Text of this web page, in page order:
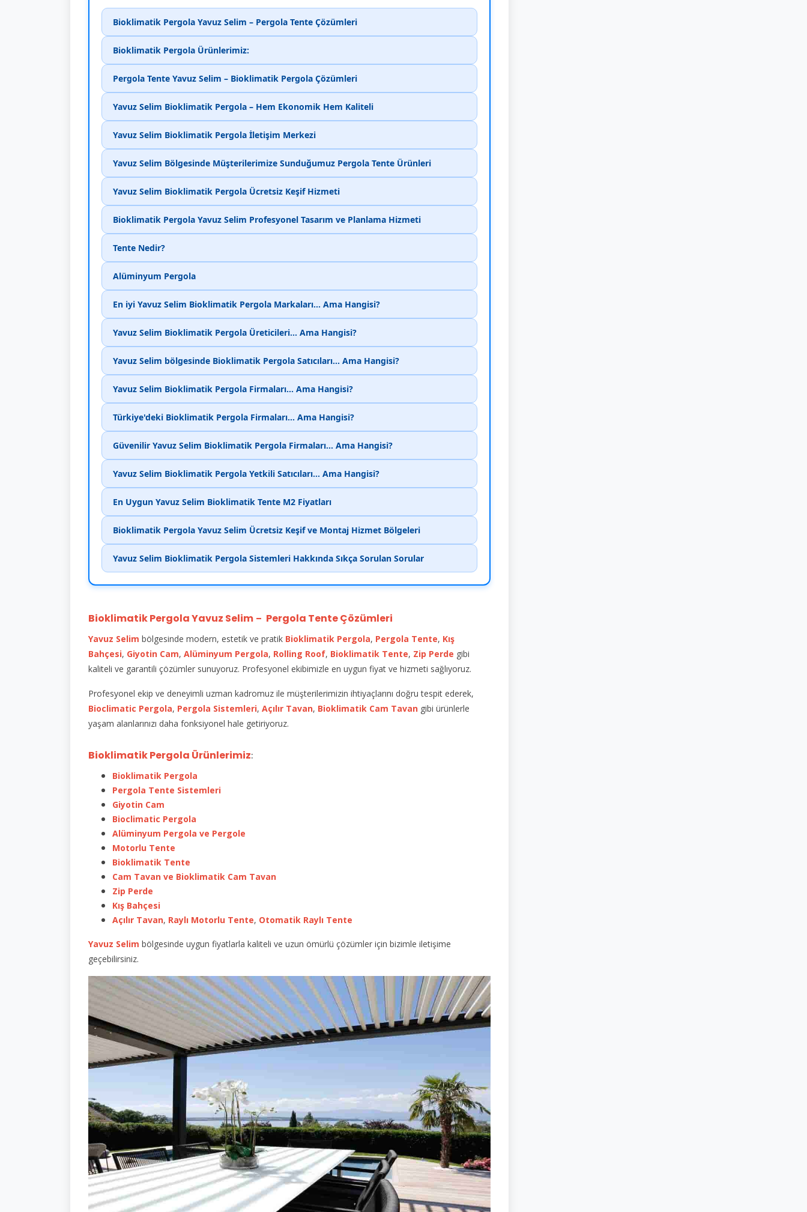
Bioklimatik Pergola Yavuz Selim – Pergola Tente Çözümleri
Bioklimatik Pergola Ürünlerimiz:
Pergola Tente Yavuz Selim – Bioklimatik Pergola Çözümleri
Yavuz Selim Bioklimatik Pergola – Hem Ekonomik Hem Kaliteli
Yavuz Selim Bioklimatik Pergola İletişim Merkezi
Yavuz Selim Bölgesinde Müşterilerimize Sunduğumuz Pergola Tente Ürünleri
Yavuz Selim Bioklimatik Pergola Ücretsiz Keşif Hizmeti
Bioklimatik Pergola Yavuz Selim Profesyonel Tasarım ve Planlama Hizmeti
Tente Nedir?
Alüminyum Pergola
En iyi Yavuz Selim Bioklimatik Pergola Markaları... Ama Hangisi?
Yavuz Selim Bioklimatik Pergola Üreticileri... Ama Hangisi?
Yavuz Selim bölgesinde Bioklimatik Pergola Satıcıları... Ama Hangisi?
Yavuz Selim Bioklimatik Pergola Firmaları... Ama Hangisi?
Türkiye'deki Bioklimatik Pergola Firmaları... Ama Hangisi?
Güvenilir Yavuz Selim Bioklimatik Pergola Firmaları... Ama Hangisi?
Yavuz Selim Bioklimatik Pergola Yetkili Satıcıları... Ama Hangisi?
En Uygun Yavuz Selim Bioklimatik Tente M2 Fiyatları
Bioklimatik Pergola Yavuz Selim Ücretsiz Keşif ve Montaj Hizmet Bölgeleri
Yavuz Selim Bioklimatik Pergola Sistemleri Hakkında Sıkça Sorulan Sorular
Bioklimatik Pergola Yavuz Selim – Pergola Tente Çözümleri
Yavuz Selim bölgesinde modern, estetik ve pratik Bioklimatik Pergola, Pergola Tente, Kış
Bahçesi, Giyotin Cam, Alüminyum Pergola, Rolling Roof, Bioklimatik Tente, Zip Perde gibi
kaliteli ve garantili çözümler sunuyoruz. Profesyonel ekibimizle en uygun fiyat ve hizmeti sağlıyoruz.
Profesyonel ekip ve deneyimli uzman kadromuz ile müşterilerimizin ihtiyaçlarını doğru tespit ederek,
Bioclimatic Pergola, Pergola Sistemleri, Açılır Tavan, Bioklimatik Cam Tavan gibi ürünlerle
yaşam alanlarınızı daha fonksiyonel hale getiriyoruz.
Bioklimatik Pergola Ürünlerimiz:
Bioklimatik Pergola
Pergola Tente Sistemleri
Giyotin Cam
Bioclimatic Pergola
Alüminyum Pergola ve Pergole
Motorlu Tente
Bioklimatik Tente
Cam Tavan ve Bioklimatik Cam Tavan
Zip Perde
Kış Bahçesi
Açılır Tavan, Raylı Motorlu Tente, Otomatik Raylı Tente
Yavuz Selim bölgesinde uygun fiyatlarla kaliteli ve uzun ömürlü çözümler için bizimle iletişime
geçebilirsiniz.